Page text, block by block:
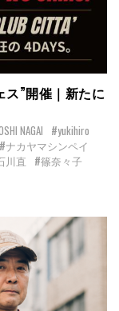
ス”開催｜新たに
NAGAI
#yukihiro
#ナカヤマシンペイ
川直 #篠奈々子